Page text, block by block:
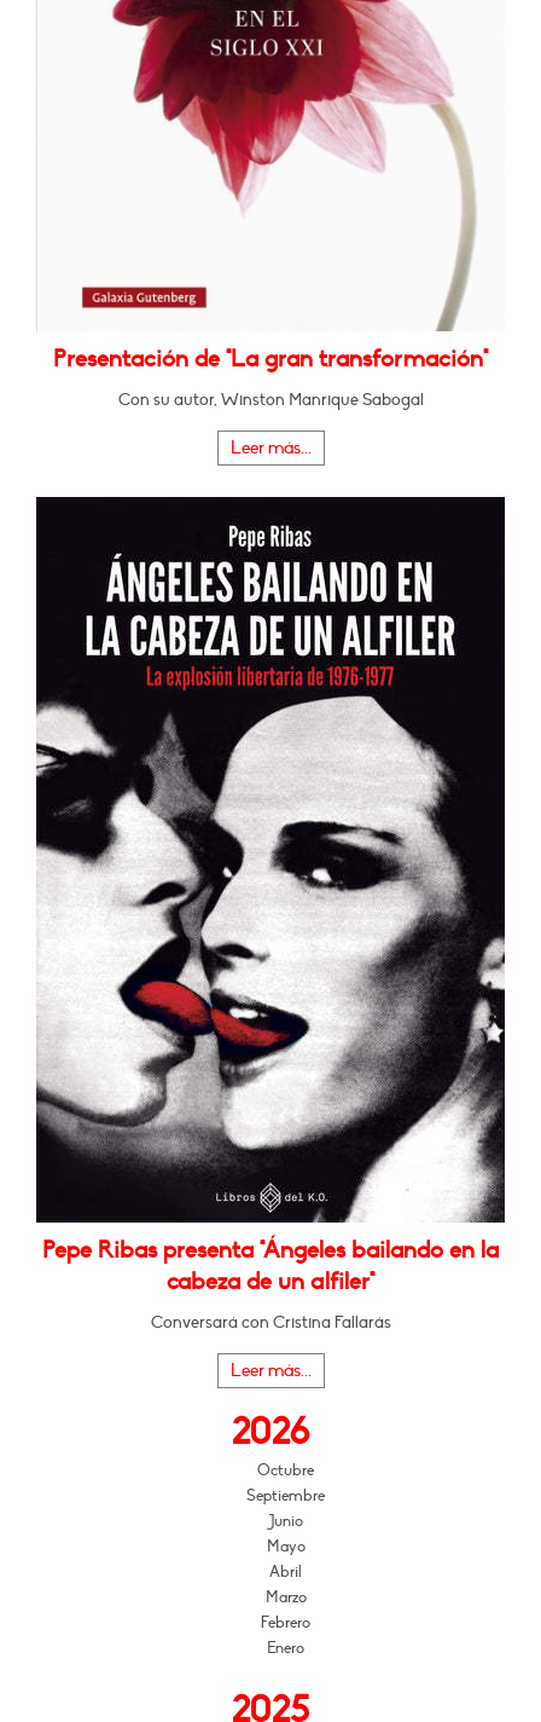
Presentación de "La gran transformación"
Con su autor, Winston Manrique Sabogal
Leer más...
Pepe Ribas presenta "Ángeles bailando en la
cabeza de un alfiler"
Conversará con Cristina Fallarás
Leer más...
2026
Octubre
Septiembre
Junio
Mayo
Abril
Marzo
Febrero
Enero
2025